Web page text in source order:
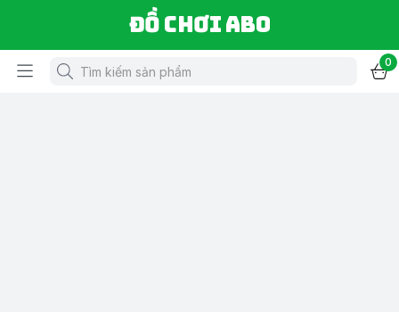
Đồ chơi ABO
0